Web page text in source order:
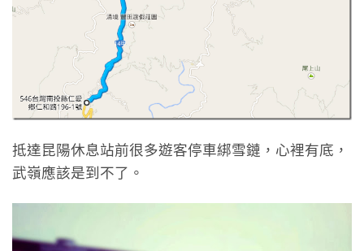
抵達昆陽休息站前很多遊客停車綁雪鏈，心裡有底，
武嶺應該是到不了。